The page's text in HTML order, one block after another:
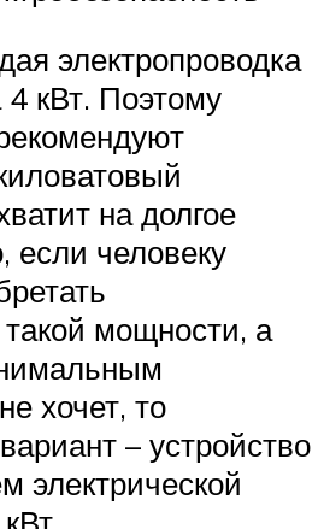
электропроводка
4 кВт. Поэтому
на долгое
если человеку
мощности, а
хочет, то
– устройство
электрической